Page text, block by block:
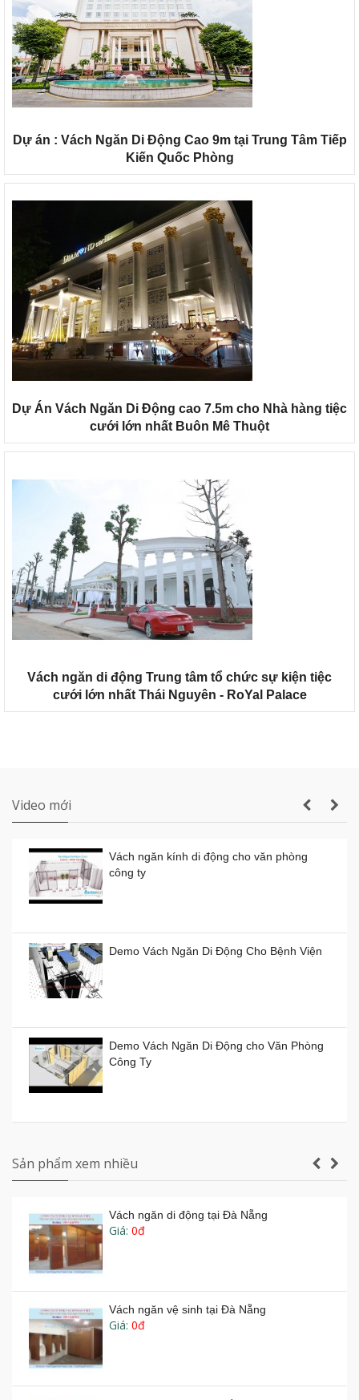
Dự án : Vách Ngăn Di Động Cao 9m tại Trung Tâm Tiếp
Kiến Quốc Phòng
Dự Án Vách Ngăn Di Động cao 7.5m cho Nhà hàng tiệc
cưới lớn nhất Buôn Mê Thuột
Vách ngăn di động Trung tâm tổ chức sự kiện tiệc
cưới lớn nhất Thái Nguyên - RoYal Palace
Video mới
Vách ngăn vệ sinh tấm Compact Laminate
Composite giá rẻ TPHCM
Sản xuất VÁCH NGĂN DI ĐỘNG nhà hàng
tiệc cưới lớn nhất Gia Lai
Vách ngăn kính di động cho văn phòng
công ty
Demo Vách Ngăn Di Động Cho Bệnh Viện
Demo Vách Ngăn Di Động cho Văn Phòng
Công Ty
Composite giá rẻ TPHCM
Sản xuất VÁCH NGĂN DI ĐỘNG nhà hàng
Thi công vách ngăn di động nhà hàng tiệc
Sản phẩm xem nhiều
Vách ngăn kính di động giá rẻ
Giá:0đ
Vách ngăn xếp di động ở TP HCM giá bao
nhiêu tiền?
Giá:0đ
Vách ngăn di động Hồ Chí Minh
Vách ngăn di động tại Đà Nẵng
Giá: 0đ
Vách ngăn vệ sinh tại Đà Nẵng
Giá: 0đ
Vách ngăn di động phòng tiệc phòng họp -
Vachnganvietco.com
Thi công vách ngăn di động 180mm tại